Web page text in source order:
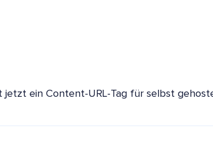
jetzt ein Content-URL-Tag für selbst